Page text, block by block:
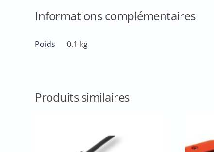
Informations complémentaires
Poids 0.1 kg
Produits similaires